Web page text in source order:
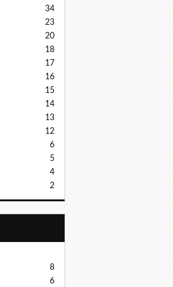
34
23
20
18
17
16
15
14
13
12
6
5
4
2
8
6